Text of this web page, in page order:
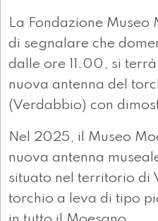
La Fondazione Museo
di segnalare che
dalle ore 11.00, si
nuova antenna del
(Verdabbio) con
Nel 2025, il Museo
nuova antenna
situato nel territorio di
torchio a leva di tipo